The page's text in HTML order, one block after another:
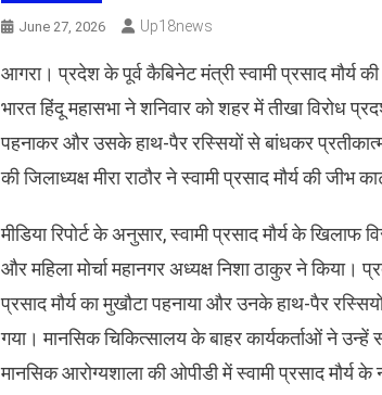
June 27, 2026 Up18news
आगरा। प्रदेश के पूर्व कैबिनेट मंत्री स्वामी प्रसाद मौर्य
भारत हिंदू महासभा ने शनिवार को शहर में तीखा विरोध
पहनाकर और उसके हाथ-पैर रस्सियों से बांधकर
की जिलाध्यक्ष मीरा राठौर ने स्वामी प्रसाद मौर्य की
मीडिया रिपोर्ट के अनुसार, स्वामी प्रसाद मौर्य के खिलाफ
और महिला मोर्चा महानगर अध्यक्ष निशा ठाकुर ने किया।
प्रसाद मौर्य का मुखौटा पहनाया और उनके हाथ-पैर
गया। मानसिक चिकित्सालय के बाहर कार्यकर्ताओं ने
मानसिक आरोग्यशाला की ओपीडी में स्वामी प्रसाद